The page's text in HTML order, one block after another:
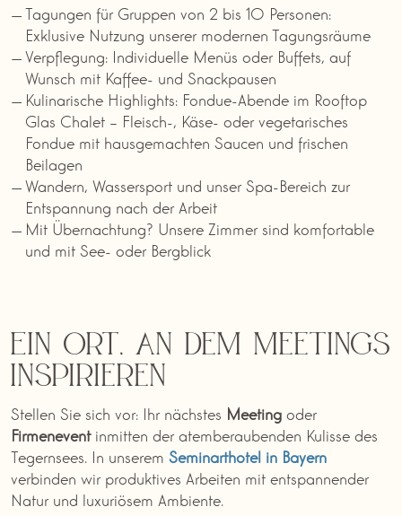
Tagungen für Gruppen von 2 bis 10 Personen:
Exklusive Nutzung unserer modernen Tagungsräume
Verpflegung: Individuelle Menüs oder Buffets, auf
Wunsch mit Kaffee- und Snackpausen
Kulinarische Highlights: Fondue-Abende im Rooftop
Glas Chalet – Fleisch-, Käse- oder vegetarisches
Fondue mit hausgemachten Saucen und frischen
Beilagen
Wandern, Wassersport und unser Spa-Bereich zur
Entspannung nach der Arbeit
Mit Übernachtung? Unsere Zimmer sind komfortable
und mit See- oder Bergblick
Ein Ort, an dem Meetings
inspirieren
Stellen Sie sich vor: Ihr nächstes Meeting oder
Firmeneventinmitten der atemberaubenden Kulisse des
Tegernsees. In unserem Seminarthotel in Bayern
verbinden wir produktives Arbeiten mit entspannender
Natur und luxuriösem Ambiente.